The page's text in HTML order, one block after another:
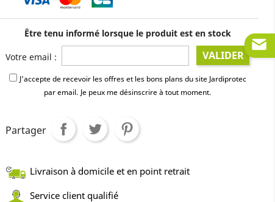
Être tenu informé lorsque le produit est en stock
Votre email : VALIDER
J'accepte de recevoir les offres et les bons plans du site Jardiprotec
par email. Je peux me désinscrire à tout moment.
Partager
Livraison à domicile et en point retrait
Service client qualifié